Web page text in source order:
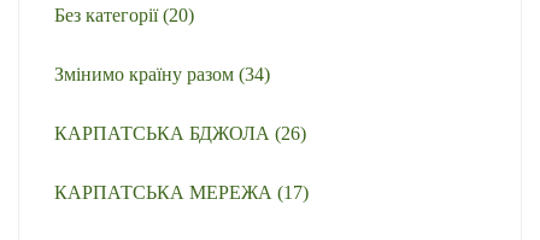
Без категорії(20)
Змінимо країну разом (34)
КАРПАТСЬКА БДЖОЛА (26)
КАРПАТСЬКА МЕРЕЖА (17)